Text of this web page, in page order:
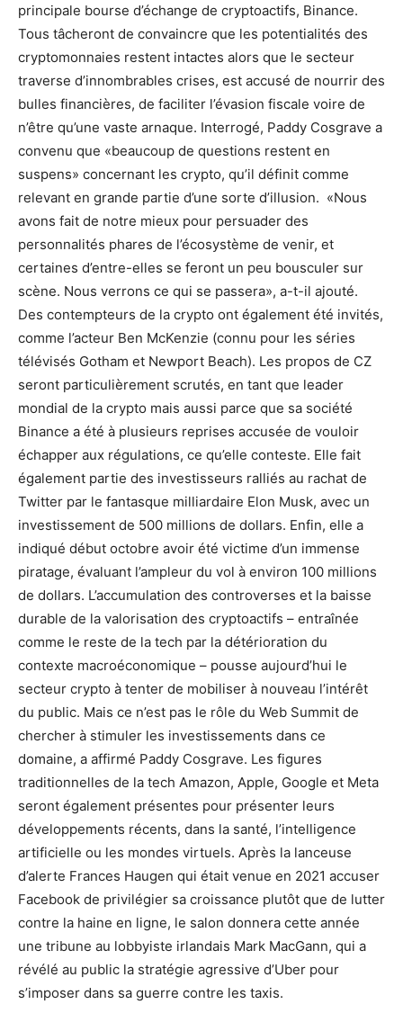
principale bourse d’échange de cryptoactifs, Binance.
Tous tâcheront de convaincre que les potentialités des
cryptomonnaies restent intactes alors que le secteur
traverse d’innombrables crises, est accusé de nourrir des
bulles financières, de faciliter l’évasion fiscale voire de
n’être qu’une vaste arnaque. Interrogé, Paddy Cosgrave a
convenu que «beaucoup de questions restent en
suspens» concernant les crypto, qu’il définit comme
relevant en grande partie d’une sorte d’illusion. «Nous
avons fait de notre mieux pour persuader des
personnalités phares de l’écosystème de venir, et
certaines d’entre-elles se feront un peu bousculer sur
scène. Nous verrons ce qui se passera», a-t-il ajouté.
Des contempteurs de la crypto ont également été invités,
comme l’acteur Ben McKenzie (connu pour les séries
télévisés Gotham et Newport Beach). Les propos de CZ
seront particulièrement scrutés, en tant que leader
mondial de la crypto mais aussi parce que sa société
Binance a été à plusieurs reprises accusée de vouloir
échapper aux régulations, ce qu’elle conteste. Elle fait
également partie des investisseurs ralliés au rachat de
Twitter par le fantasque milliardaire Elon Musk, avec un
investissement de 500 millions de dollars. Enfin, elle a
indiqué début octobre avoir été victime d’un immense
piratage, évaluant l’ampleur du vol à environ 100 millions
de dollars. L’accumulation des controverses et la baisse
durable de la valorisation des cryptoactifs – entraînée
comme le reste de la tech par la détérioration du
contexte macroéconomique – pousse aujourd’hui le
secteur crypto à tenter de mobiliser à nouveau l’intérêt
du public. Mais ce n’est pas le rôle du Web Summit de
chercher à stimuler les investissements dans ce
domaine, a affirmé Paddy Cosgrave. Les figures
traditionnelles de la tech Amazon, Apple, Google et Meta
seront également présentes pour présenter leurs
développements récents, dans la santé, l’intelligence
artificielle ou les mondes virtuels. Après la lanceuse
d’alerte Frances Haugen qui était venue en 2021 accuser
Facebook de privilégier sa croissance plutôt que de lutter
contre la haine en ligne, le salon donnera cette année
une tribune au lobbyiste irlandais Mark MacGann, qui a
révélé au public la stratégie agressive d’Uber pour
s’imposer dans sa guerre contre les taxis.